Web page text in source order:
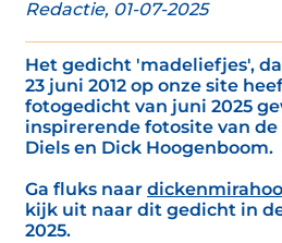
Redactie, 01-07-2025
Het gedicht 'madeliefjes',
23 juni 2012 op onze site
fotogedicht van juni 2025
inspirerende fotosite van
Diels en Dick Hoogenboom.
Ga fluks naar
kijk uit naar dit gedicht in
2025.